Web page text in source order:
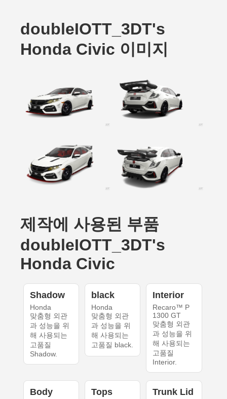
doubleIOTT_3DT's
Honda Civic 이미지
제작에 사용된 부품
doubleIOTT_3DT's
Honda Civic
Shadow
Honda
맞춤형 외관
과 성능을 위
해 사용되는
고품질
Shadow.
black
Honda
맞춤형 외관
과 성능을 위
해 사용되는
고품질 black.
Interior
Recaro™ P
1300 GT
맞춤형 외관
과 성능을 위
해 사용되는
고품질
Interior.
Body Tops Trunk Lid